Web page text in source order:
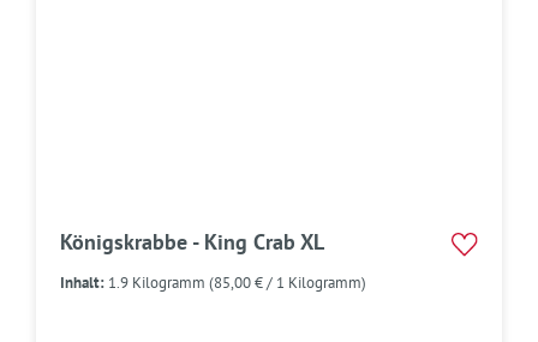
Königskrabbe - King Crab XL
Inhalt: 1.9 Kilogramm (85,00 € / 1 Kilogramm)